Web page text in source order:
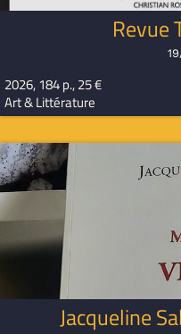
Revue
2026, 184 p., 25 €
Art & Littérature
Jacqueline